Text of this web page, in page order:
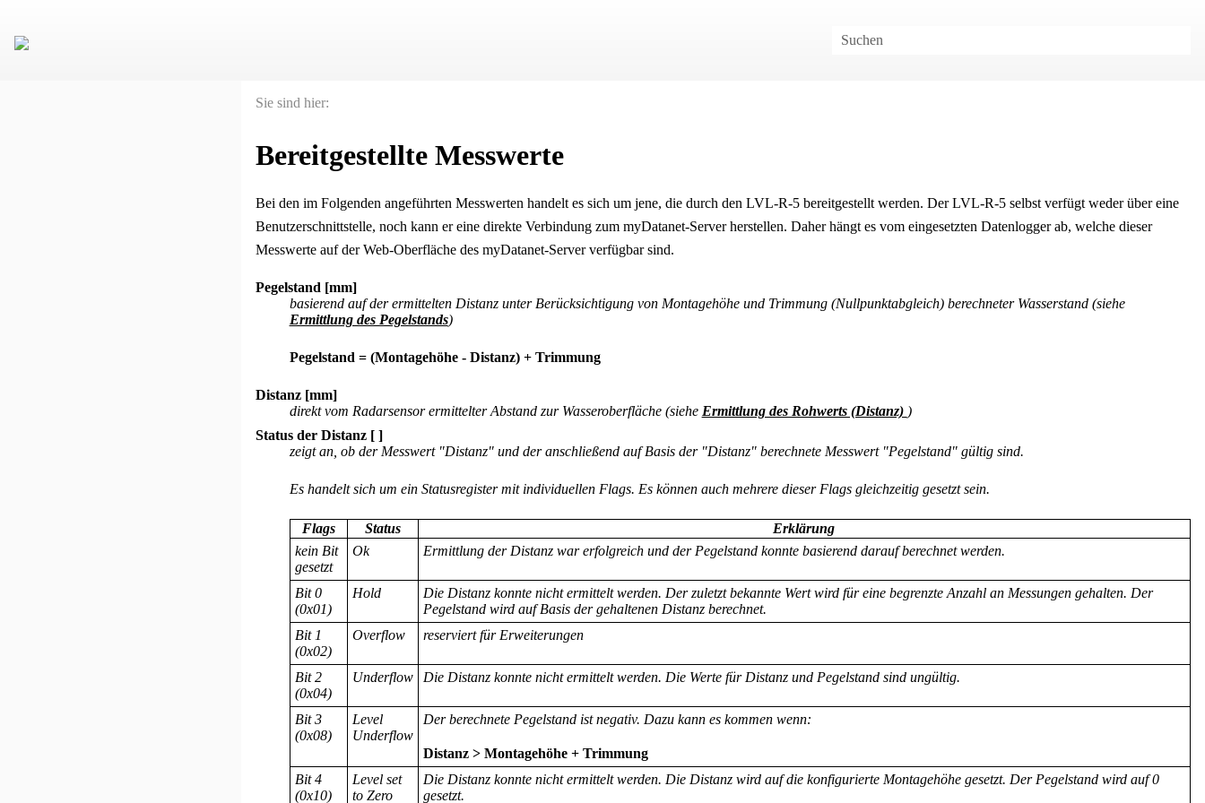
Sie sind hier:
Bereitgestellte Messwerte
Bei den im Folgenden angeführten Messwerten handelt es sich um jene, die durch den LVL-R-5 bereitgestellt werden. DerLVL-R-5 selbst verfügt weder über eine
Benutzerschnittstelle, noch kann er eine direkte Verbindung zum myDatanet-Server herstellen. Daher hängt es vom eingesetzten Datenlogger ab, welche dieser
Messwerte auf der Web-Oberfläche des myDatanet-Server verfügbar sind.
Pegelstand [mm]
basierend auf der ermittelten Distanz unter Berücksichtigung von Montagehöhe und Trimmung (Nullpunktabgleich) berechneter Wasserstand (siehe
Ermittlung des Pegelstands)
Pegelstand = (Montagehöhe - Distanz) + Trimmung
Distanz [mm]
direkt vom Radarsensor ermittelter Abstand zur Wasseroberfläche (siehe Ermittlung des Rohwerts (Distanz) )
Status der Distanz [ ]
zeigt an, ob der Messwert "Distanz" und der anschließend auf Basis der "Distanz" berechnete Messwert "Pegelstand" gültig sind.
Es handelt sich um ein Statusregister mit individuellen Flags. Es können auch mehrere dieser Flags gleichzeitig gesetzt sein.
Flags Status
Erklärung
kein Bit
gesetzt
Ok Ermittlung der Distanz war erfolgreich und der Pegelstand konnte basierend darauf berechnet werden.
Bit 0
(0x01)
Hold
Die Distanz konnte nicht ermittelt werden. Der zuletzt bekannte Wert wird für eine begrenzte Anzahl an Messungen gehalten. Der
Pegelstand wird auf Basis der gehaltenen Distanz berechnet.
Bit 1
(0x02)
Overflow reserviert für Erweiterungen
Bit 2
(0x04)
Underflow Die Distanz konnte nicht ermittelt werden. Die Werte für Distanz und Pegelstand sind ungültig.
Bit 3
(0x08)
Level
Underflow
Der berechnete Pegelstand ist negativ. Dazu kann es kommen wenn:
Distanz > Montagehöhe + Trimmung
Bit 4
(0x10)
Level set
to Zero
Die Distanz konnte nicht ermittelt werden. Die Distanz wird auf die konfigurierte Montagehöhe gesetzt. Der Pegelstand wird auf 0
gesetzt.